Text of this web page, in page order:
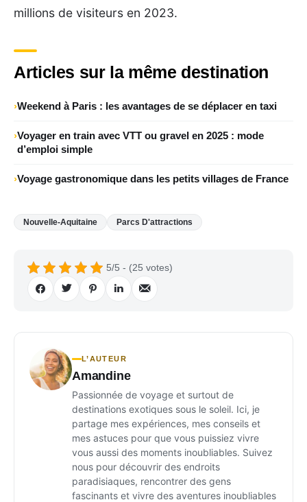
millions de visiteurs en 2023.
Articles sur la même destination
Weekend à Paris : les avantages de se déplacer en taxi
Voyager en train avec VTT ou gravel en 2025 : mode
d’emploi simple
Voyage gastronomique dans les petits villages de France
Nouvelle-Aquitaine Parcs D'attractions
5/5 - (25 votes)
L’AUTEUR
Amandine
Passionnée de voyage et surtout de
destinations exotiques sous le soleil. Ici, je
partage mes expériences, mes conseils et
mes astuces pour que vous puissiez vivre
vous aussi des moments inoubliables. Suivez
nous pour découvrir des endroits
paradisiaques, rencontrer des gens
fascinants et vivre des aventures inoubliables